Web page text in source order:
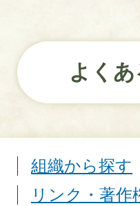
よくあ
組織から探す
リンク・著作